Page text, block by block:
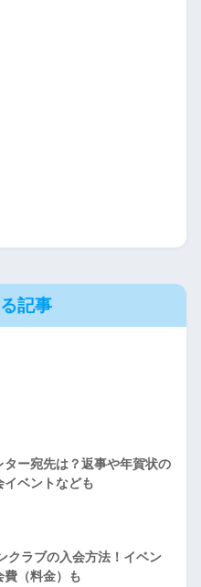
記事
ター宛先は？返事や年賀状の
イベントなども
クラブの入会方法！イベン
費（料金）も